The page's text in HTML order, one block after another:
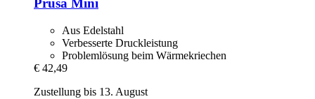
Prusa Mini
Aus Edelstahl
Verbesserte Druckleistung
Problemlösung beim Wärmekriechen
€ 42,49
Zustellung bis 13. August